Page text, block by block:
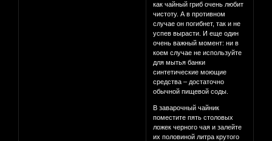
как чайный гриб очень любит
чистоту. А в противном
случае он погибнет, так и не
успев вырасти. И еще один
очень важный момент: ни в
коем случае не используйте
для мытья банки
синтетические моющие
средства – достаточно
обычной пищевой соды.
В заварочный чайник
поместите пять столовых
ложек черного чая и залейте
их половиной литра крутого